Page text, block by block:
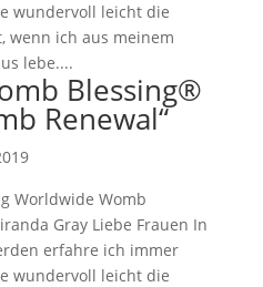
wundervoll leicht die
wenn ich aus meinem
lebe....
Blessing®
Renewal“
Worldwide Womb
Gray Liebe Frauen In
erfahre ich immer
wundervoll leicht die